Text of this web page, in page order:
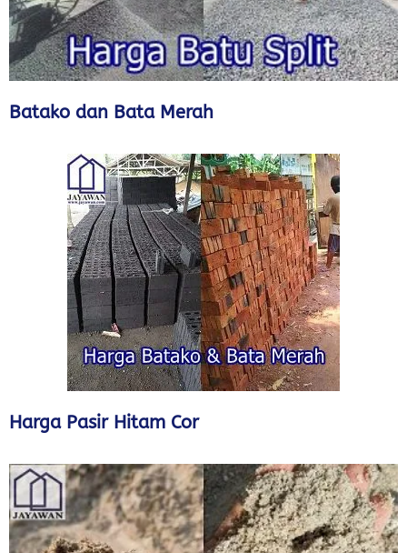
Batako dan Bata Merah
Harga Pasir Hitam Cor